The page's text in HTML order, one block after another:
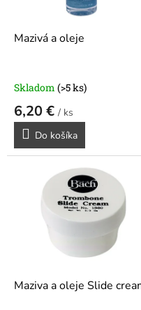
Mazivá a oleje
Skladom (>5 ks)
6,20 € / ks
Do košíka
Maziva a oleje Slide